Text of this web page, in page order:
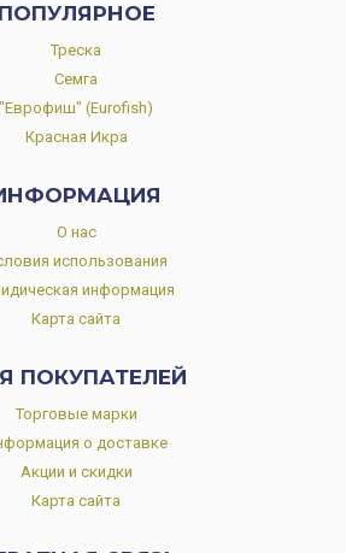
ПОПУЛЯРНОЕ
Треска
Семга
"Еврофиш" (Eurofish)
Красная Икра
О нас
использования
информация
Карта сайта
ПОКУПАТЕЛЕЙ
Торговые марки
о доставке
Акции и скидки
Карта сайта